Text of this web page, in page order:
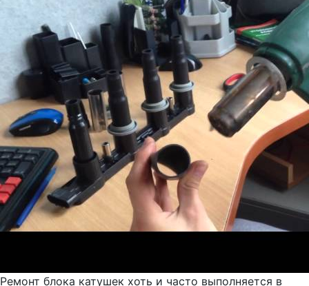
Ремонт блока катушек хоть и часто выполняется в